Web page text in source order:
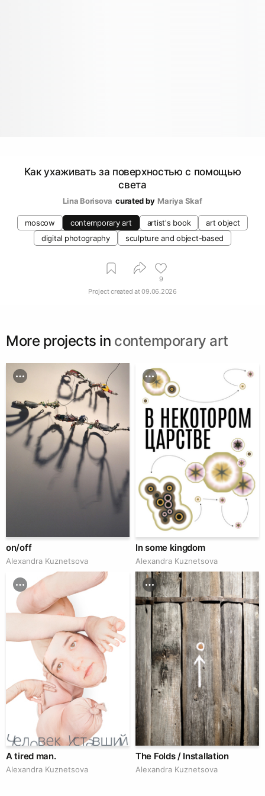
Как ухаживать за поверхностью с помощью
света
Lina Borisova curated by Mariya Skaf
moscow contemporary art artist's book
art object
digital photography
sculpture and object-based
9
Project created at09.06.2026
More projects in contemporary art
on/off
Alexandra Kuznetsova
In some kingdom
Alexandra Kuznetsova
A tired man.
Alexandra Kuznetsova
The Folds / Installation
Alexandra Kuznetsova